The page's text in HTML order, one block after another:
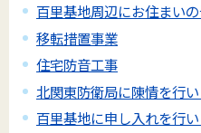
百里基地周辺にお住まい
移転措置事業
住宅防音工事
北関東防衛局に陳情を行
百里基地に申し入れを行